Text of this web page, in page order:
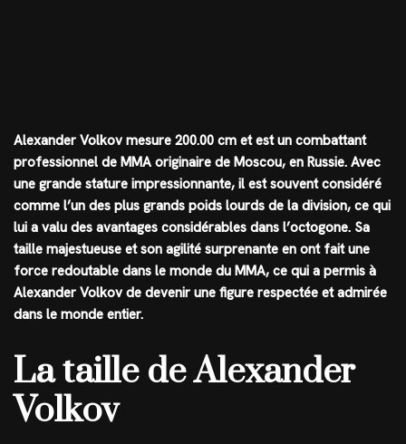
Alexander Volkov mesure 200.00 cm et est un combattant
professionnel de MMA originaire de Moscou, en Russie. Avec
une grande stature impressionnante, il est souvent considéré
comme l’un des plus grands poids lourds de la division, ce qui
lui a valu des avantages considérables dans l’octogone. Sa
taille majestueuse et son agilité surprenante en ont fait une
force redoutable dans le monde du MMA, ce qui a permis à
Alexander Volkov de devenir une figure respectée et admirée
dans le monde entier.
La taille de Alexander
Volkov